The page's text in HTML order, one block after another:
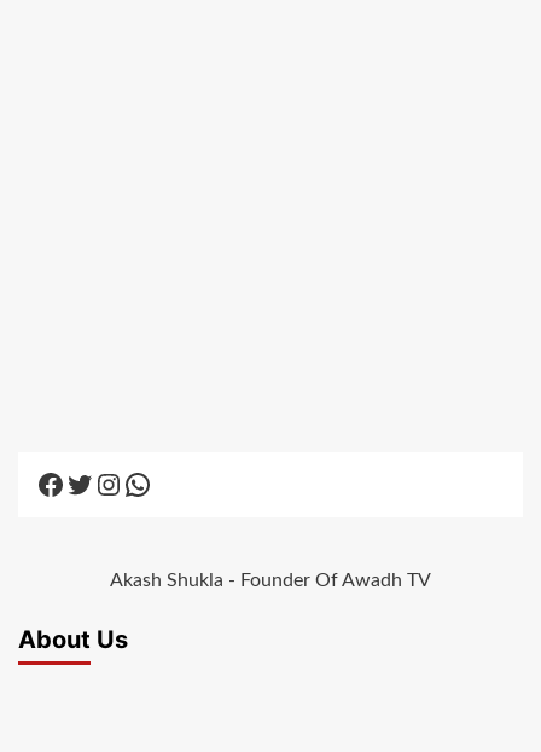
Facebook
Twitter
Instagram
WhatsApp
Akash Shukla - Founder Of Awadh TV
About Us